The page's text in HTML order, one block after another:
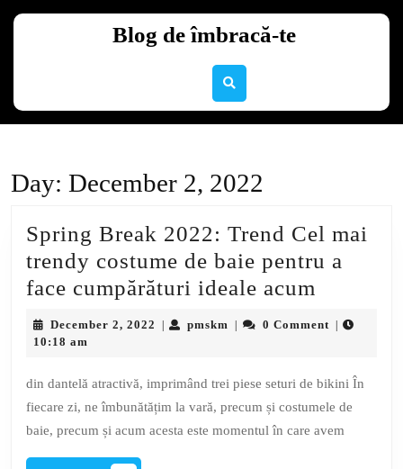
Blog de îmbracă-te
Day: December 2, 2022
Spring Break 2022: Trend Cel mai
trendy costume de baie pentru a
face cumpărături ideale acum
Break
Cel
December 2, 2022 December
pmskm pmskm0 Comment
10:18 am
din dantelă atractivă, imprimând trei piese seturi de bikini În
fiecare zi, ne îmbunătățim la vară, precum și costumele de
baie, precum și acum acesta este momentul în care avem